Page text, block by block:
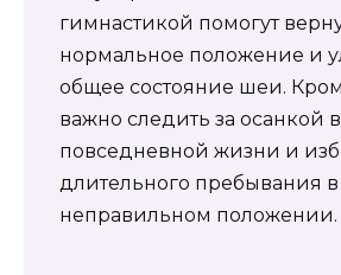
гимнастикой помогут
нормальное положение и
общее состояние шеи.
важно следить за осанкой в
повседневной жизни и
длительного пребывания в
неправильном положении.